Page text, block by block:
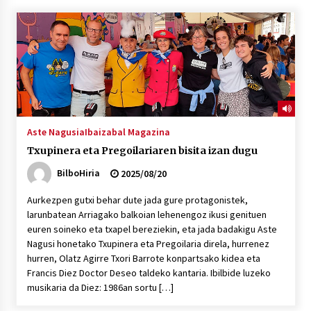
“Hiztegi bat” Gorka Urbizuk idatzitako letren
hiztegia
2026/07/23
Bakaikuko barnetegitik gazteek egindako saio
berezia
Tuba eta bonbardinoaren astea, Bilboko
Kontserbatorioan protagonista
Auzoportala : 1×04 Auzofoniak
2026/07/15
Gaur abitua da Bilbao bbk live jaialdia
Aste NagusiaIbaizabal Magazina
Txupinera eta Pregoilariaren bisita izan dugu
BilboHiria
2025/08/20
Aurkezpen gutxi behar dute jada gure protagonistek,
larunbatean Arriagako balkoian lehenengoz ikusi genituen
euren soineko eta txapel bereziekin, eta jada badakigu Aste
Nagusi honetako Txupinera eta Pregoilaria direla, hurrenez
hurren, Olatz Agirre Txori Barrote konpartsako kidea eta
Francis Diez Doctor Deseo taldeko kantaria. Ibilbide luzeko
musikaria da Diez: 1986an sortu […]